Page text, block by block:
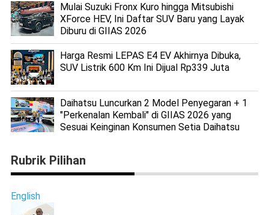
Mulai Suzuki Fronx Kuro hingga Mitsubishi
XForce HEV, Ini Daftar SUV Baru yang Layak
Diburu di GIIAS 2026
Harga Resmi LEPAS E4 EV Akhirnya Dibuka,
SUV Listrik 600 Km Ini Dijual Rp339 Juta
Daihatsu Luncurkan 2 Model Penyegaran + 1
"Perkenalan Kembali" di GIIAS 2026 yang
Sesuai Keinginan Konsumen Setia Daihatsu
Rubrik Pilihan
English